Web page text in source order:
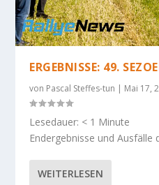
ERGEBNISSE: 49.
von Pascal Steffes-tun | Mai 17,
Lesedauer: < 1 Minute
Endergebnisse und Ausfälle
WEITERLESEN